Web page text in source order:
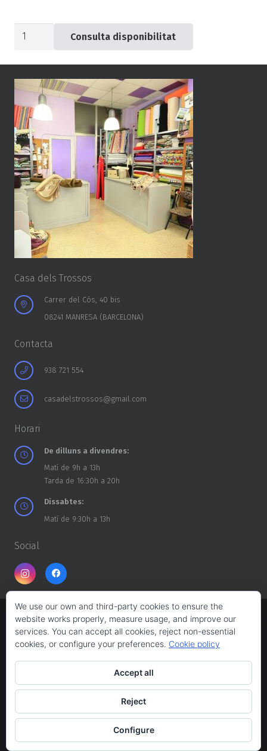
quantitat
Popelín
cru
ossets
-0564-
Consulta disponibilitat
Casa dels Trossos
Carrer del Cós, 40 bis
08241 MANRESA (BARCELONA)
Contacta
938 721 554
casadelstrossos@gmail.com
Horari
De dilluns a divendres:
Matí de 9h a 13h
Tarda de 16:30h a 20h
Dissabtes:
Matí de 9:30h a 13h
Social
Copyright ©CASA DELS TROSSOS 2026
Avís legal
We use our own and third-party cookies to ensure the
website works properly, measure usage, and improve our
services. You can accept all cookies, reject non-essential
cookies, or configure your preferences. Cookie policy
Accept all
Reject
Configure